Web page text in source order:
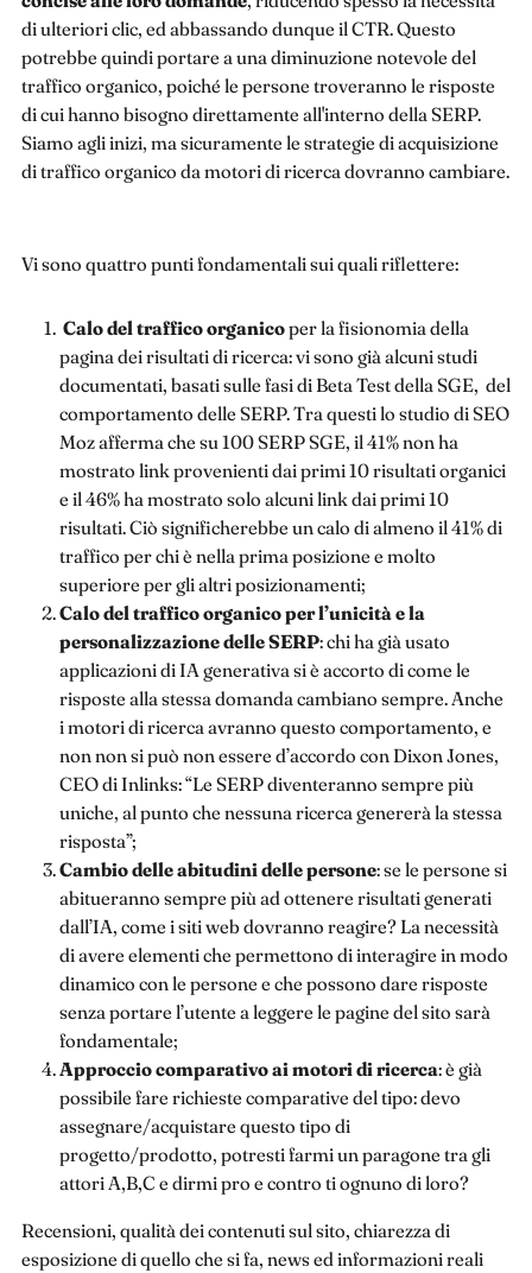
di ulteriori clic, ed abbassando dunque il CTR. Questo
potrebbe quindi portare a una diminuzione notevole del
traffico organico, poiché le persone troveranno le risposte
di cui hanno bisogno direttamente all'interno della SERP.
Siamo agli inizi, ma sicuramente le strategie di acquisizione
di traffico organico da motori di ricerca dovranno cambiare.
Vi sono quattro punti fondamentali sui quali riflettere:
Calo del traffico organicoper la fisionomia della
pagina dei risultati di ricerca: vi sono già alcuni studi
documentati, basati sulle fasi di Beta Test della SGE, del
comportamento delle SERP. Tra questi lo studio di SEO
Moz afferma che su 100 SERP SGE, il 41% non ha
mostrato link provenienti dai primi 10 risultati organici
e il 46% ha mostrato solo alcuni link dai primi 10
risultati. Ciò significherebbe un calo di almeno il 41% di
traffico per chi è nella prima posizione e molto
superiore per gli altri posizionamenti;
Calo del traffico organico per l’unicità e la
personalizzazione delle SERP: chi ha già usato
applicazioni di IA generativa si è accorto di come le
risposte alla stessa domanda cambiano sempre. Anche
i motori di ricerca avranno questo comportamento, e
non non si può non essere d’accordo con Dixon Jones,
CEO di Inlinks: “Le SERP diventeranno sempre più
uniche, al punto che nessuna ricerca genererà la stessa
risposta”;
Cambio delle abitudini delle persone: se le persone si
abitueranno sempre più ad ottenere risultati generati
dall’IA, come i siti web dovranno reagire? La necessità
di avere elementi che permettono di interagire in modo
dinamico con le persone e che possono dare risposte
senza portare l’utente a leggere le pagine del sito sarà
fondamentale;
Approccio comparativo ai motori di ricerca: è già
possibile fare richieste comparative del tipo: devo
assegnare/acquistare questo tipo di
progetto/prodotto, potresti farmi un paragone tra gli
attori A,B,C e dirmi pro e contro ti ognuno di loro?
Recensioni, qualità dei contenuti sul sito, chiarezza di
esposizione di quello che si fa, news ed informazioni reali